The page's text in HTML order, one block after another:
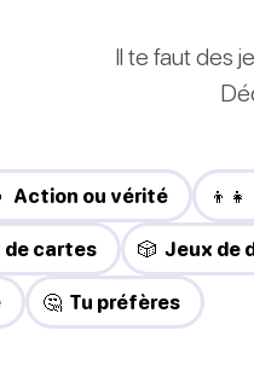
Il te faut des
Action ou vérité
de cartes 🎲 Jeux de
🤔 Tu préfères